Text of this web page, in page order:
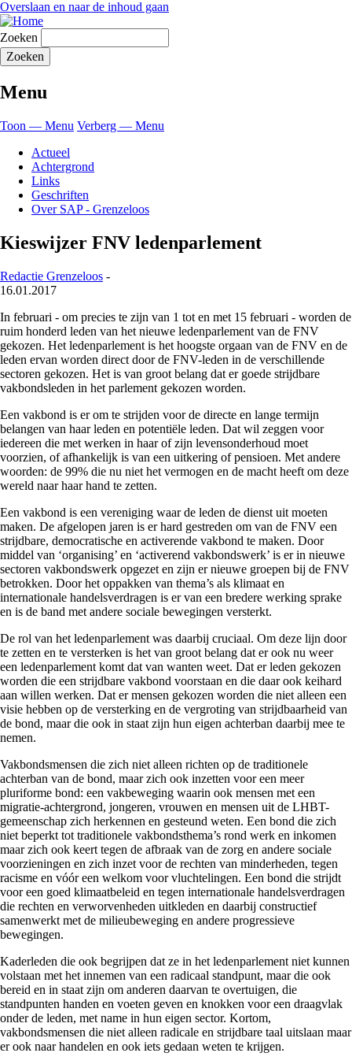
Overslaan en naar de inhoud gaan
Zoeken
Menu
Toon — Menu Verberg — Menu
Actueel
Achtergrond
Links
Geschriften
Over SAP - Grenzeloos
Kieswijzer FNV ledenparlement
Redactie Grenzeloos -
16.01.2017
In februari - om precies te zijn van 1 tot en met 15 februari - worden de
ruim honderd leden van het nieuwe ledenparlement van de FNV
gekozen. Het ledenparlement is het hoogste orgaan van de FNV en de
leden ervan worden direct door de FNV-leden in de verschillende
sectoren gekozen. Het is van groot belang dat er goede strijdbare
vakbondsleden in het parlement gekozen worden.
Een vakbond is er om te strijden voor de directe en lange termijn
belangen van haar leden en potentiële leden. Dat wil zeggen voor
iedereen die met werken in haar of zijn levensonderhoud moet
voorzien, of afhankelijk is van een uitkering of pensioen. Met andere
woorden: de 99% die nu niet het vermogen en de macht heeft om deze
wereld naar haar hand te zetten.
Een vakbond is een vereniging waar de leden de dienst uit moeten
maken. De afgelopen jaren is er hard gestreden om van de FNV een
strijdbare, democratische en activerende vakbond te maken. Door
middel van ‘organising’ en ‘activerend vakbondswerk’ is er in nieuwe
sectoren vakbondswerk opgezet en zijn er nieuwe groepen bij de FNV
betrokken. Door het oppakken van thema’s als klimaat en
internationale handelsverdragen is er van een bredere werking sprake
en is de band met andere sociale bewegingen versterkt.
De rol van het ledenparlement was daarbij cruciaal. Om deze lijn door
te zetten en te versterken is het van groot belang dat er ook nu weer
een ledenparlement komt dat van wanten weet. Dat er leden gekozen
worden die een strijdbare vakbond voorstaan en die daar ook keihard
aan willen werken. Dat er mensen gekozen worden die niet alleen een
visie hebben op de versterking en de vergroting van strijdbaarheid van
de bond, maar die ook in staat zijn hun eigen achterban daarbij mee te
nemen.
Vakbondsmensen die zich niet alleen richten op de traditionele
achterban van de bond, maar zich ook inzetten voor een meer
pluriforme bond: een vakbeweging waarin ook mensen met een
migratie-achtergrond, jongeren, vrouwen en mensen uit de LHBT-
gemeenschap zich herkennen en gesteund weten. Een bond die zich
niet beperkt tot traditionele vakbondsthema’s rond werk en inkomen
maar zich ook keert tegen de afbraak van de zorg en andere sociale
voorzieningen en zich inzet voor de rechten van minderheden, tegen
racisme en vóór een welkom voor vluchtelingen. Een bond die strijdt
voor een goed klimaatbeleid en tegen internationale handelsverdragen
die rechten en verworvenheden uitkleden en daarbij constructief
samenwerkt met de milieubeweging en andere progressieve
bewegingen.
Kaderleden die ook begrijpen dat ze in het ledenparlement niet kunnen
volstaan met het innemen van een radicaal standpunt, maar die ook
bereid en in staat zijn om anderen daarvan te overtuigen, die
standpunten handen en voeten geven en knokken voor een draagvlak
onder de leden, met name in hun eigen sector. Kortom,
vakbondsmensen die niet alleen radicale en strijdbare taal uitslaan maar
er ook naar handelen en ook iets gedaan weten te krijgen.